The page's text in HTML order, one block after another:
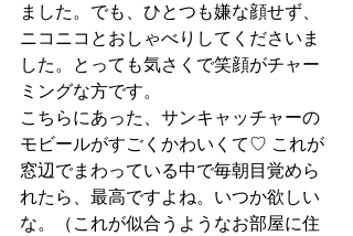
ました。でも、ひとつも嫌な顔せず、
ニコニコとおしゃべりしてくださいま
した。とっても気さくで笑顔がチャー
ミングな方です。
こちらにあった、サンキャッチャーの
モビールがすごくかわいくて♡ これが
窓辺でまわっている中で毎朝目覚めら
れたら、最高ですよね。いつか欲しい
な。（これが似合うようなお部屋に住